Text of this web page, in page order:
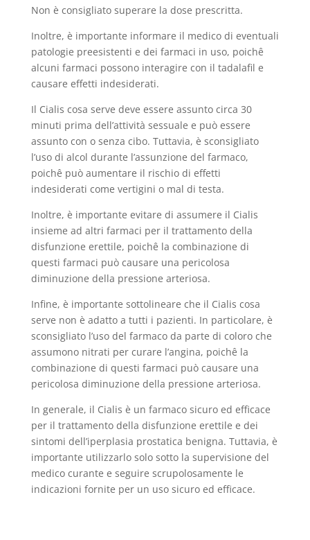
Non è consigliato superare la dose prescritta.
Inoltre, è importante informare il medico di eventuali
patologie preesistenti e dei farmaci in uso, poichê
alcuni farmaci possono interagire con il tadalafil e
causare effetti indesiderati.
Il Cialis cosa serve deve essere assunto circa 30
minuti prima dell’attività sessuale e può essere
assunto con o senza cibo. Tuttavia, è sconsigliato
l’uso di alcol durante l’assunzione del farmaco,
poichê può aumentare il rischio di effetti
indesiderati come vertigini o mal di testa.
Inoltre, è importante evitare di assumere il Cialis
insieme ad altri farmaci per il trattamento della
disfunzione erettile, poichê la combinazione di
questi farmaci può causare una pericolosa
diminuzione della pressione arteriosa.
Infine, è importante sottolineare che il Cialis cosa
serve non è adatto a tutti i pazienti. In particolare, è
sconsigliato l’uso del farmaco da parte di coloro che
assumono nitrati per curare l’angina, poichê la
combinazione di questi farmaci può causare una
pericolosa diminuzione della pressione arteriosa.
In generale, il Cialis è un farmaco sicuro ed efficace
per il trattamento della disfunzione erettile e dei
sintomi dell’iperplasia prostatica benigna. Tuttavia, è
importante utilizzarlo solo sotto la supervisione del
medico curante e seguire scrupolosamente le
indicazioni fornite per un uso sicuro ed efficace.